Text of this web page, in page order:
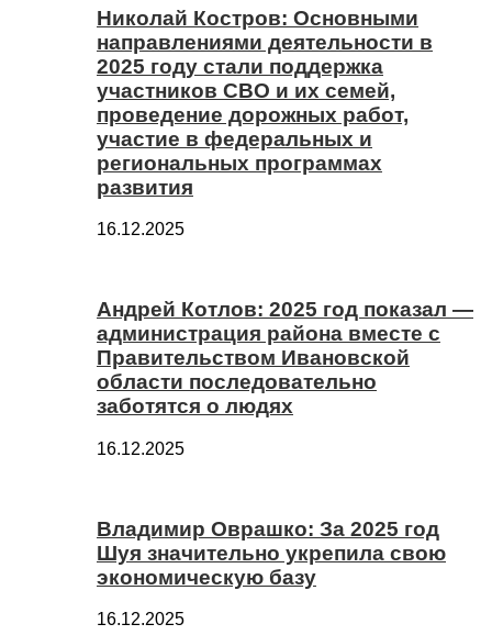
Николай Костров: Основными
направлениями деятельности в
2025 году стали поддержка
участников СВО и их семей,
проведение дорожных работ,
участие в федеральных и
региональных программах
развития
16.12.2025
Андрей Котлов: 2025 год показал —
администрация района вместе с
Правительством Ивановской
области последовательно
заботятся о людях
16.12.2025
Владимир Оврашко: За 2025 год
Шуя значительно укрепила свою
экономическую базу
16.12.2025